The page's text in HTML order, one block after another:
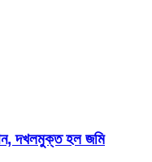
দখলমুক্ত হল জমি